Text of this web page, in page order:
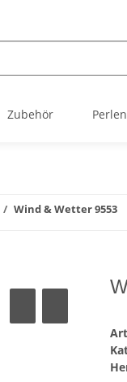
Zubehör Perlen
Wind & Wetter 9553